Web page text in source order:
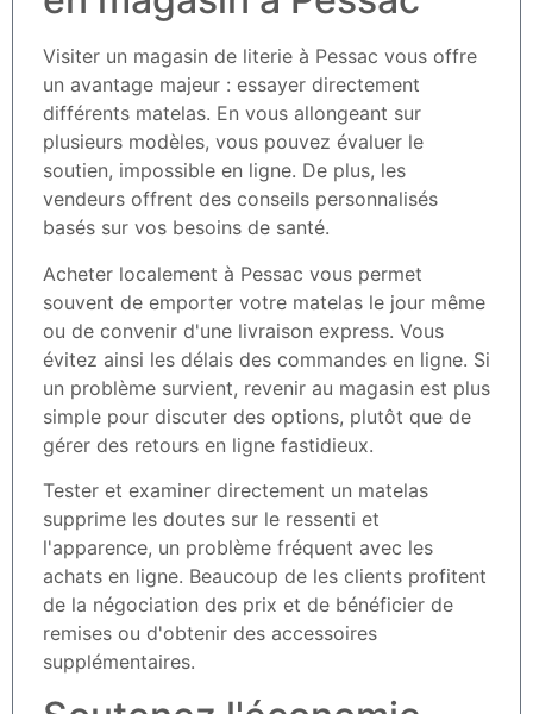
Visiter un magasin de literie à Pessac vous offre
un avantage majeur : essayer directement
différents matelas. En vous allongeant sur
plusieurs modèles, vous pouvez évaluer le
soutien, impossible en ligne. De plus, les
vendeurs offrent des conseils personnalisés
basés sur vos besoins de santé.
Acheter localement à Pessac vous permet
souvent de emporter votre matelas le jour même
ou de convenir d'une livraison express. Vous
évitez ainsi les délais des commandes en ligne. Si
un problème survient, revenir au magasin est plus
simple pour discuter des options, plutôt que de
gérer des retours en ligne fastidieux.
Tester et examiner directement un matelas
supprime les doutes sur le ressenti et
l'apparence, un problème fréquent avec les
achats en ligne. Beaucoup de les clients profitent
de la négociation des prix et de bénéficier de
remises ou d'obtenir des accessoires
supplémentaires.